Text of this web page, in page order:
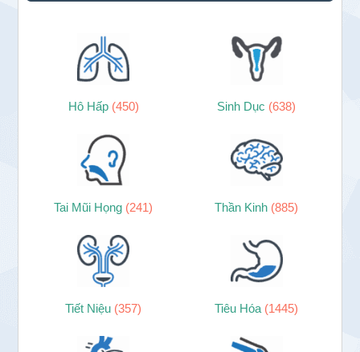
Hô Hấp (450) Sinh Dục (638)
Tai Mũi Họng (241) Thần Kinh (885)
Tiết Niệu (357) Tiêu Hóa (1445)